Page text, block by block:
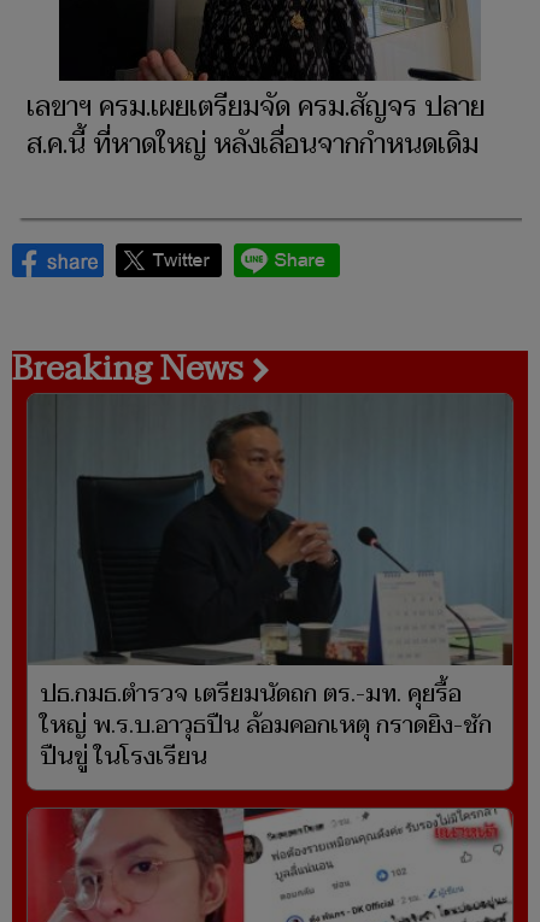
เลขาฯ ครม.เผยเตรียมจัด ครม.สัญจร ปลาย
ส.ค.นี้ ที่หาดใหญ่ หลังเลื่อนจากกำหนดเดิม
Breaking News
ปธ.กมธ.ตำรวจ เตรียมนัดถก ตร.-มท. คุยรื้อ
ใหญ่ พ.ร.บ.อาวุธปืน ล้อมคอกเหตุ กราดยิง-ชัก
ปืนขู่ ในโรงเรียน